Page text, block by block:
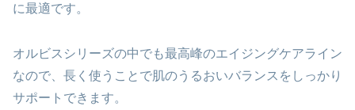
に最適です。
オルビスシリーズの中でも最高峰のエイジングケアライン
なので、長く使うことで肌のうるおいバランスをしっかり
サポートできます。